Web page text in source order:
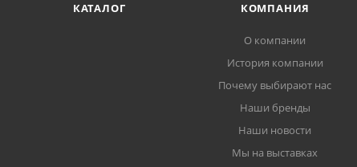
КАТАЛОГ КОМПАНИЯ
О компании
История компании
Почему выбирают нас
Наши бренды
Наши новости
Мы на выставках